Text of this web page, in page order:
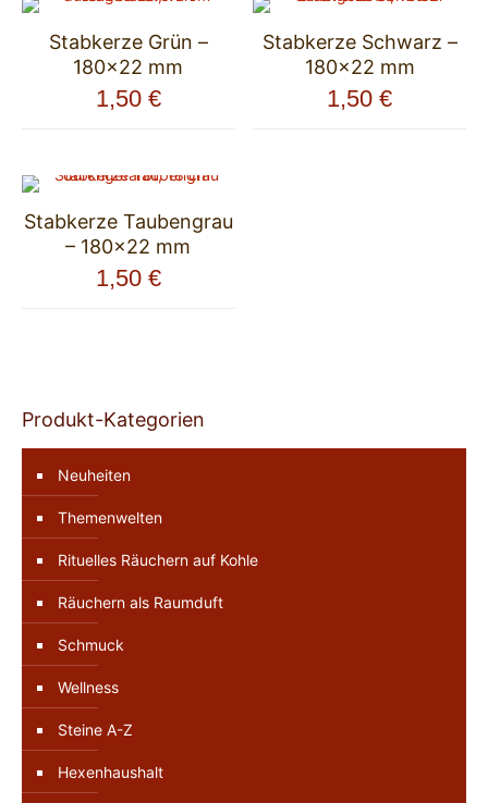
Stabkerze Grün –
180×22 mm
1,50 €
Stabkerze Schwarz –
180×22 mm
1,50€
Stabkerze Taubengrau
– 180×22 mm
1,50 €
Produkt-Kategorien
Neuheiten
Themenwelten
Rituelles Räuchern auf Kohle
Räuchern als Raumduft
Schmuck
Wellness
Steine A-Z
Hexenhaushalt